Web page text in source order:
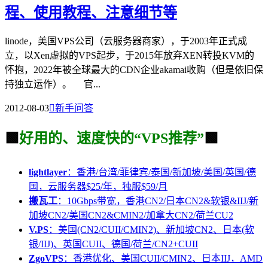
程、使用教程、注意细节等
linode，美国VPS公司（云服务器商家），于2003年正式成
立，以Xen虚拟的VPS起步，于2015年放弃XEN转投KVM的
怀抱，2022年被全球最大的CDN企业akamai收购（但是依旧保
持独立运作）。 官...
2012-08-03新手问答
🟩 好用的、速度快的“VPS推荐” 🟩
lightlayer：香港/台湾/菲律宾/泰国/新加坡/美国/英国/德
国，云服务器$25/年，独服$59/月
搬瓦工：10Gbps带宽，香港CN2/日本CN2&软银&IIJ/新
加坡CN2/美国CN2&CMIN2/加拿大CN2/荷兰CU2
V.PS：美国(CN2/CUII/CMIN2)、新加坡CN2、日本(软
银/IIJ)、英国CUII、德国/荷兰/CN2+CUII
ZgoVPS：香港优化、美国CUII/CMIN2、日本IIJ，AMD